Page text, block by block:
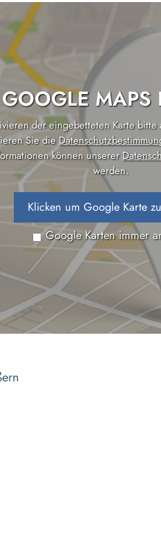
GOOGLE MAPS
der eingebetteten Karte bitte
Sie die
können unserer
werden.
Klicken um Google Karte
Google Karten immer